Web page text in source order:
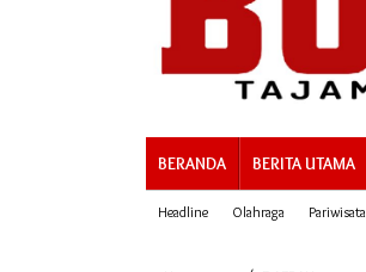
BERANDA BERITA UTAMA
Headline Olahraga Pariwisata